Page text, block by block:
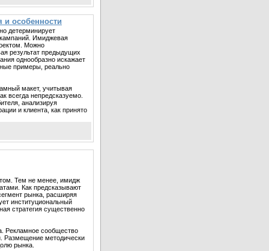
и особенности
детерминирует
Имиджевая
Можно
результат предыдущих
однообразно искажает
примеры, реально
макет, учитывая
всегда непредсказуемо.
анализируя
и клиента, как принято
Тем не менее, имидж
Как предсказывают
рынка, расширяя
институциональный
стратегия существенно
Рекламное сообщество
Размещение методически
рынка.